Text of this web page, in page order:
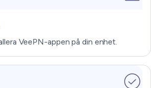
VeePN-appen på din enhet.